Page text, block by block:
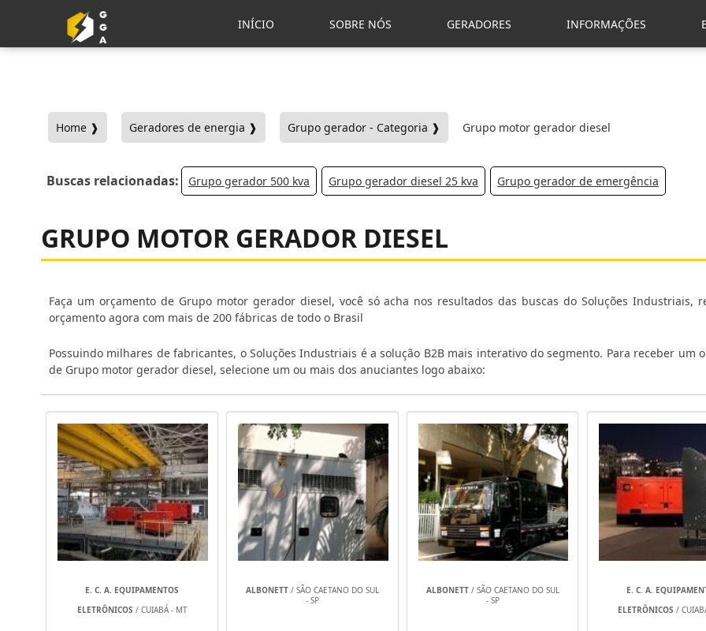
INÍCIO SOBRE NÓS GERADORES INFORMAÇÕES
Home ❱ Geradores de energia ❱ Grupo gerador - Categoria ❱ Grupo motor gerador diesel
Buscas relacionadas: Grupo gerador 500 kva Grupo gerador diesel 25 kva Grupo gerador de emergência
GRUPO MOTOR GERADOR DIESEL
Faça um orçamento de Grupo motor gerador diesel, você só acha nos resultados das buscas do Soluções Industriais,
orçamento agora com mais de 200 fábricas de todo o Brasil
Possuindo milhares de fabricantes, o Soluções Industriais é a solução B2B mais interativo do segmento. Para receber um
de Grupo motor gerador diesel, selecione um ou mais dos anuciantes logo abaixo:
E. C. A. EQUIPAMENTOS
ELETRÔNICOS / CUIABÁ - MT
ALBONETT/ SÃO CAETANO DO SUL
- SP
ALBONETT/ SÃO CAETANO DO SUL
- SP
E. C. A.
ELETRÔNICOS /